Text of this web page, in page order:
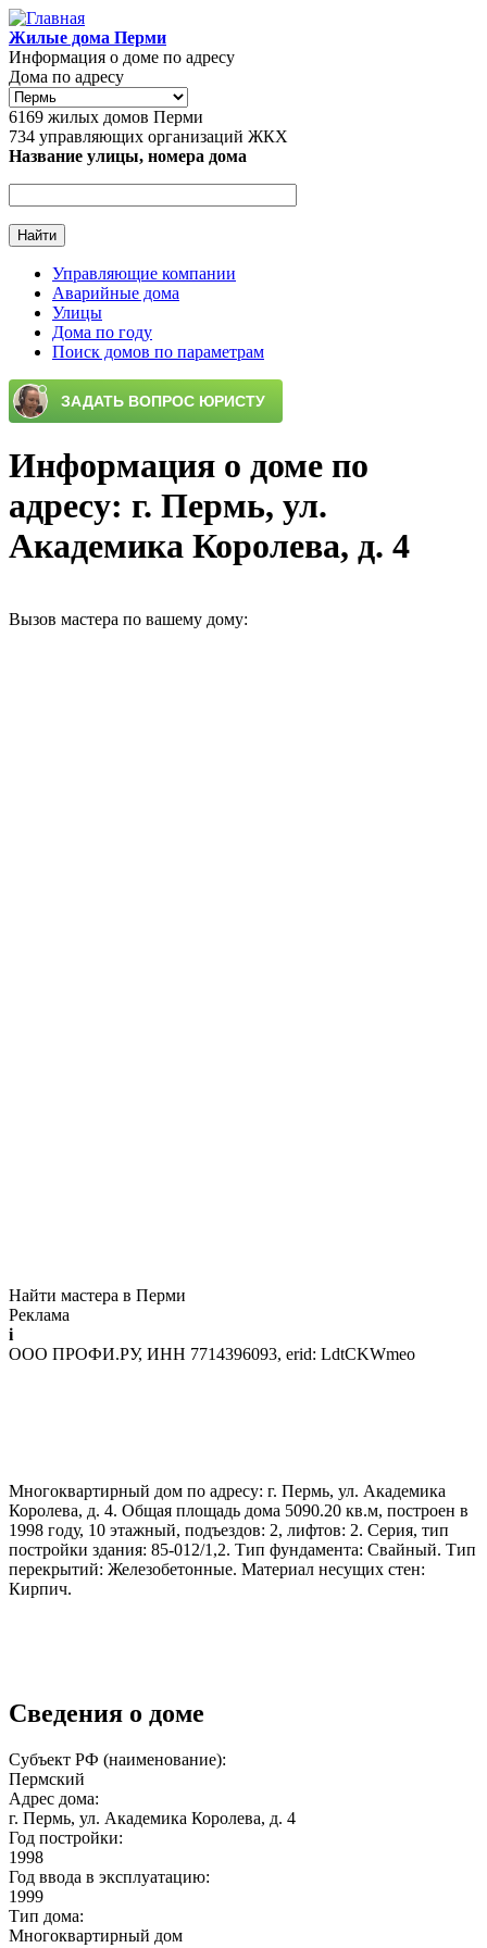
Перейти к основному содержанию
Жилые дома Перми
Информация о доме по адресу
Дома по адресу
6169 жилых домов Перми
734 управляющих организаций ЖКХ
Название улицы, номера дома
Главное меню
Управляющие компании
Аварийные дома
Улицы
Дома по году
Поиск домов по параметрам
Информация о доме по
адресу: г. Пермь, ул.
Академика Королева, д. 4
Вызов мастера по вашему дому:
Найти мастера в Перми
Реклама
i
ООО ПРОФИ.РУ, ИНН 7714396093, erid: LdtCKWmeo
Многоквартирный дом по адресу: г. Пермь, ул. Академика
Королева, д. 4. Общая площадь дома 5090.20 кв.м, построен в
1998 году, 10 этажный, подъездов: 2, лифтов: 2. Серия, тип
постройки здания: 85-012/1,2. Тип фундамента: Свайный. Тип
перекрытий: Железобетонные. Материал несущих стен:
Кирпич.
Сведения о доме
Субъект РФ (наименование):
Пермский
Адрес дома:
г. Пермь, ул. Академика Королева, д. 4
Год постройки:
1998
Год ввода в эксплуатацию:
1999
Тип дома:
Многоквартирный дом